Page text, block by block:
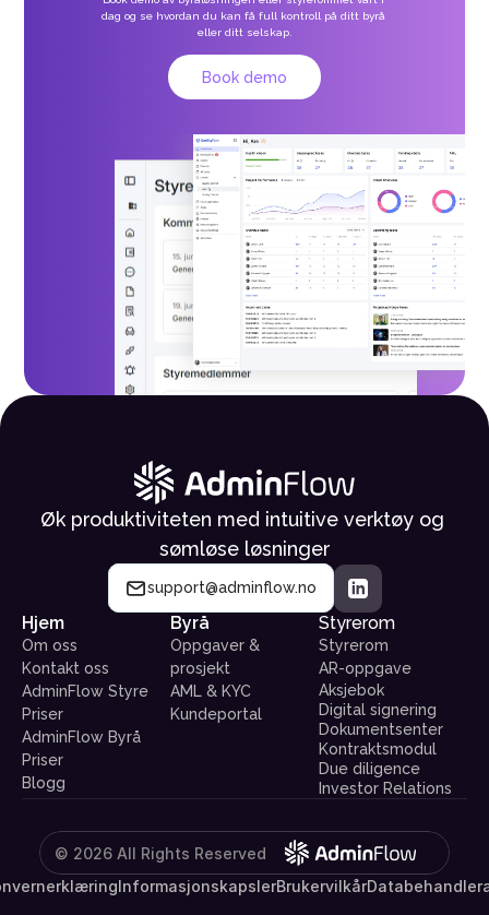
dag og se hvordan du kan få full kontroll på ditt byrå
eller ditt selskap.
Book demo
Øk produktiviteten med intuitive verktøy og
sømløse løsninger
support@adminflow.no
Hjem
Om oss
Kontakt oss
AdminFlow Styre
Priser
AdminFlow Byrå
Priser
Blogg
Byrå
Oppgaver &
prosjekt
AML & KYC
Kundeportal
Styrerom
Styrerom
AR-oppgave
Aksjebok
Digital signering
Dokumentsenter
Kontraktsmodul
Due diligence
Investor Relations
© 2026 All Rights Reserved
InformasjonskapslerBrukervilkår